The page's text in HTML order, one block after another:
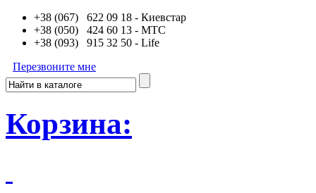
+38 (067) 622 09 18 - Киевстар
+38 (050) 424 60 13 - MTC
+38 (093) 915 32 50 - Life
Перезвоните мне
Корзина: